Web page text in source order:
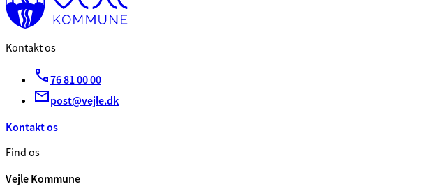
Kontakt os
76 81 00 00
post@vejle.dk
Kontakt os
Find os
Vejle Kommune